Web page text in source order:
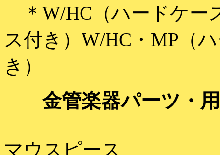
＊W/HC（ハードケー
ス付き）W/HC・MP（
き）
金管楽器パーツ・
マウスピース